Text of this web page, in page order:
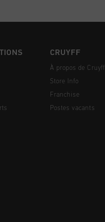
CRUYFF
À propos de Cruyff
Store Info
Franchise
Postes vacants